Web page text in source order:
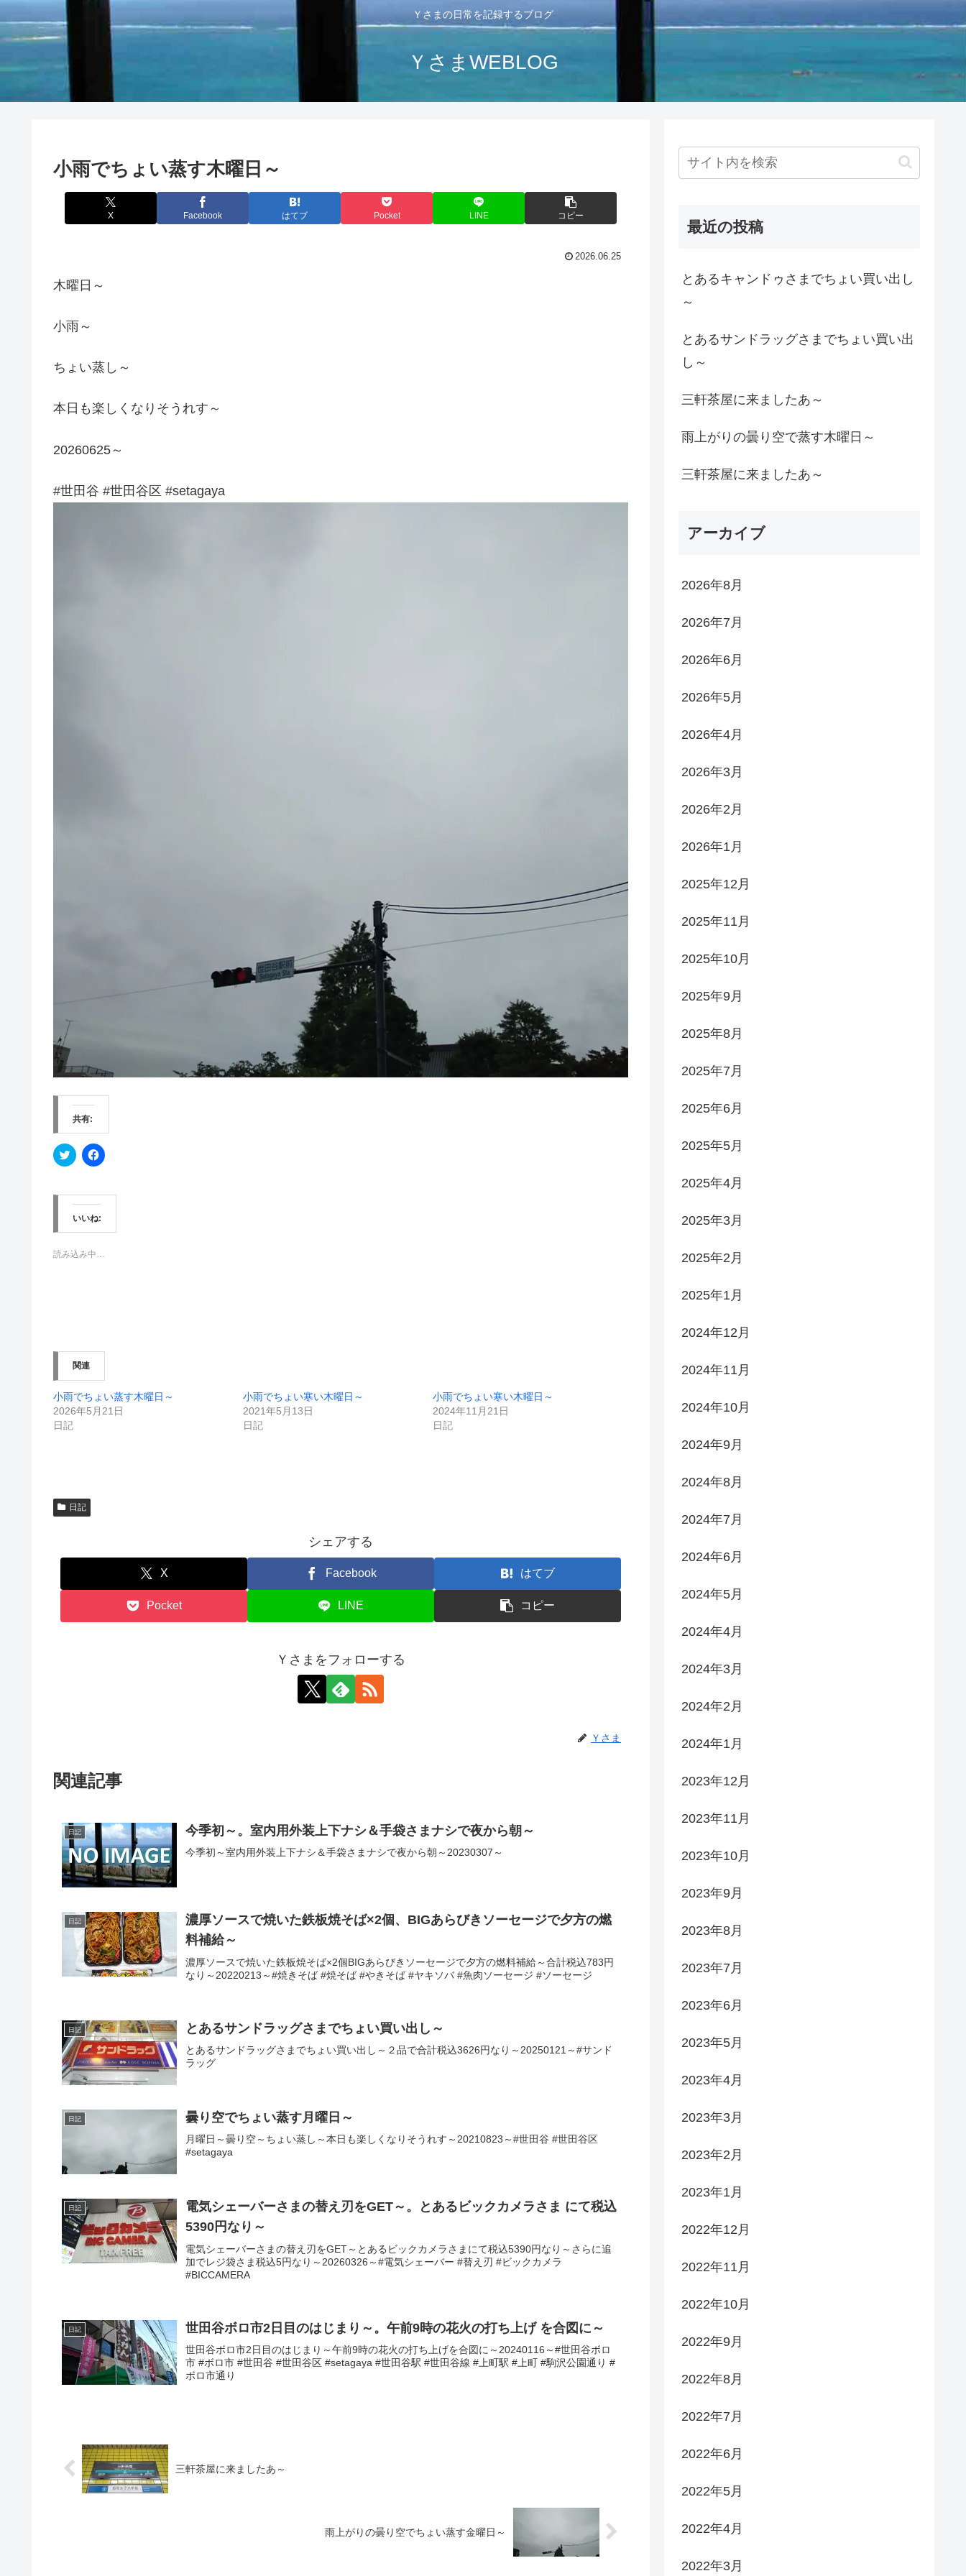
Ｙさまの日常を記録するブログ
ＹさまWEBLOG
小雨でちょい蒸す木曜日～
X Facebook はてブ Pocket LINE コピー
2026.06.25
木曜日～
小雨～
ちょい蒸し～
本日も楽しくなりそうれす～
20260625～
#世田谷 #世田谷区 #setagaya
共有:
ク
リ
て
T
w
t
e
ィ
ン
ド
ウ
開
き
ま
す
)
F
a
o
o
k
共
す
く
い
新
し
い
いいね:
読み込み中…
関連
小雨でちょい蒸す木曜日～
2026年5月21日
日記
小雨でちょい寒い木曜日～
2021年5月13日
日記
小雨でちょい寒い木曜日～
2024年11月21日
日記
日記
シェアする
X Facebook はてブ
Pocket LINE コピー
Ｙさまをフォローする
Ｙさま
関連記事
日記 今季初～。室内用外装上下ナシ＆手袋さまナシで夜から朝～
今季初～室内用外装上下ナシ＆手袋さまナシで夜から朝～20230307～
日記
濃厚ソースで焼いた鉄板焼そば×2個、BIGあらびきソーセージで夕方の燃
料補給～
濃厚ソースで焼いた鉄板焼そば×2個BIGあらびきソーセージで夕方の燃料補給～合計税込783円
なり～20220213～#焼きそば #焼そば #やきそば #ヤキソバ #魚肉ソーセージ #ソーセージ
日記 とあるサンドラッグさまでちょい買い出し～
とあるサンドラッグさまでちょい買い出し～２品で合計税込3626円なり～20250121～#サンド
ラッグ
日記 曇り空でちょい蒸す月曜日～
月曜日～曇り空～ちょい蒸し～本日も楽しくなりそうれす～20210823～#世田谷 #世田谷区
#setagaya
日記
電気シェーバーさまの替え刃をGET～。とあるビックカメラさま にて税込
5390円なり～
電気シェーバーさまの替え刃をGET～とあるビックカメラさまにて税込5390円なり～さらに追
加でレジ袋さま税込5円なり～20260326～#電気シェーバー #替え刃 #ビックカメラ
#BICCAMERA
日記 世田谷ボロ市2日目のはじまり～。午前9時の花火の打ち上げ を合図に～
世田谷ボロ市2日目のはじまり～午前9時の花火の打ち上げを合図に～20240116～#世田谷ボロ
市 #ボロ市 #世田谷 #世田谷区 #setagaya #世田谷駅 #世田谷線 #上町駅 #上町 #駒沢公園通り #
ボロ市通り
三軒茶屋に来ましたあ～
雨上がりの曇り空でちょい蒸す金曜日～
最近の投稿
とあるキャンドゥさまでちょい買い出し
～
とあるサンドラッグさまでちょい買い出
し～
三軒茶屋に来ましたあ～
雨上がりの曇り空で蒸す木曜日～
三軒茶屋に来ましたあ～
アーカイブ
2026年8月
2026年7月
2026年6月
2026年5月
2026年4月
2026年3月
2026年2月
2026年1月
2025年12月
2025年11月
2025年10月
2025年9月
2025年8月
2025年7月
2025年6月
2025年5月
2025年4月
2025年3月
2025年2月
2025年1月
2024年12月
2024年11月
2024年10月
2024年9月
2024年8月
2024年7月
2024年6月
2024年5月
2024年4月
2024年3月
2024年2月
2024年1月
2023年12月
2023年11月
2023年10月
2023年9月
2023年8月
2023年7月
2023年6月
2023年5月
2023年4月
2023年3月
2023年2月
2023年1月
2022年12月
2022年11月
2022年10月
2022年9月
2022年8月
2022年7月
2022年6月
2022年5月
2022年4月
2022年3月